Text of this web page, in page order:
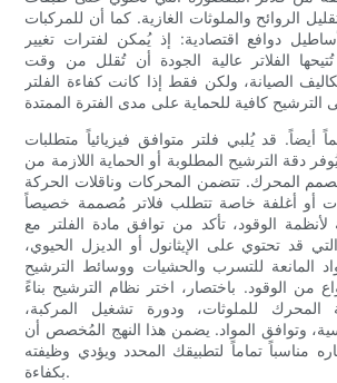
الروائح والملوثات الغازية. كما أن للمركبات
دوافع اقتصادية: إذ يُمكن لفترات تغيير
الفلاتر عالية الجودة أن تُقلل من وقت
الصيانة، ولكن فقط إذا كانت كفاءة الفلتر
أيضاً. قد يُلبي فلتر متوافق فيزيائياً متطلبات
دقة الترشيح المطلوبة أو الحماية اللازمة من
مُصمم المحرك. تتضمن المحركات وناقلات الحركة
أو أغلفة خاصة تتطلب فلاتر مُصممة خصيصاً
لأنظمة الوقود، تأكد من توافق مادة الفلتر مع
التي قد تحتوي على الإيثانول أو الديزل الحيوي،
المانعة للتسرب والحشيات ووسائط الترشيح
من الوقود. باختصار، اختر نظام الترشيح بناءً
للملوثات، ودورة تشغيل المركبة،
وتوافق المواد. يضمن هذا النهج المُخصص أن
مناسباً تماماً لتطبيقك المحدد ويؤدي وظيفته
بكفاءة.